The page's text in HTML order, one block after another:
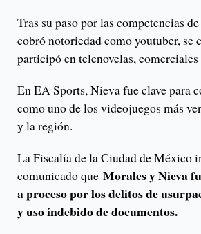
Tras su paso por las competencias
cobró notoriedad como youtuber, se
participó en telenovelas,
En EA Sports, Nieva fue clave para
como uno de los videojuegos más
y la región.
La Fiscalía de la Ciudad de México
comunicado que Morales y Nieva
a proceso por los delitos de
y uso indebido de documentos.